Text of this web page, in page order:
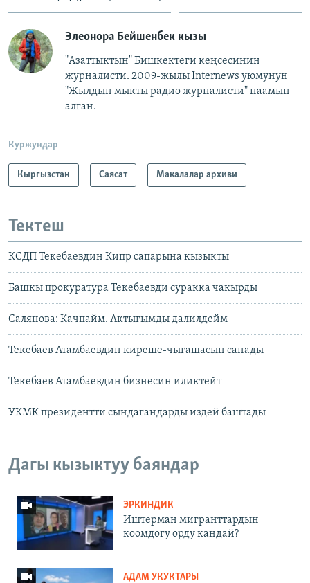
Элеонора Бейшенбек кызы
"Азаттыктын" Бишкектеги кеңсесинин
журналисти. 2009-жылы Internews уюмунун
"Жылдын мыкты радио журналисти" наамын
алган.
Куржундар
Кыргызстан Саясат Макалалар архиви
Тектеш
КСДП Текебаевдин Кипр сапарына кызыкты
Башкы прокуратура Текебаевди суракка чакырды
Салянова: Качпайм. Актыгымды далилдейм
Текебаев Атамбаевдин киреше-чыгашасын санады
Текебаев Атамбаевдин бизнесин иликтейт
УКМК президентти сындагандарды издей баштады
Дагы кызыктуу баяндар
ЭРКИНДИК
Иштерман мигранттардын
коомдогу орду кандай?
АДАМ УКУКТАРЫ